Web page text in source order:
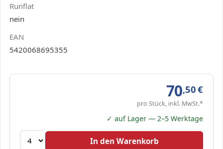
Runflat
nein
EAN
5420068695355
70,50€
pro Stück, inkl. MwSt.*
✓ auf Lager — 2–5 Werktage
In den Warenkorb